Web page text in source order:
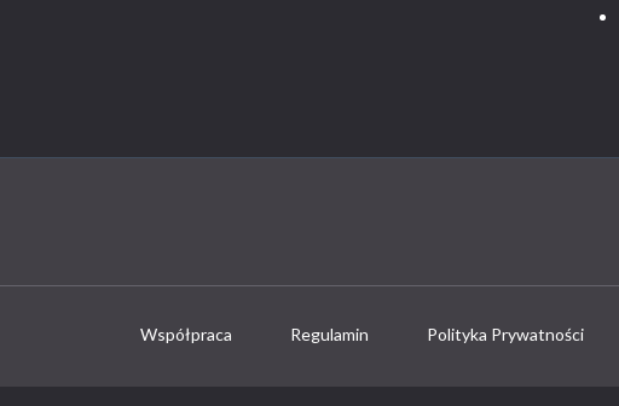
Współpraca Regulamin Polityka Prywatności